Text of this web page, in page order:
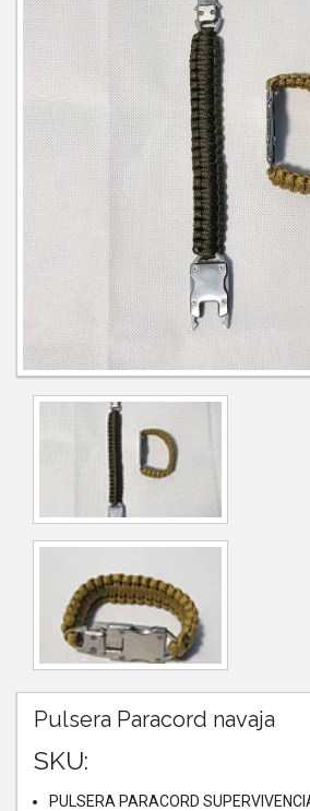
Pulsera Paracord navaja
SKU:
PULSERA PARACORD